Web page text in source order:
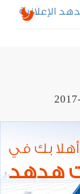
الإعلانية
أهلا بك في
هدهد